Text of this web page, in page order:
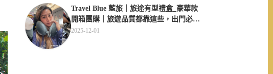
Travel Blue 藍旅｜旅途有型禮盒_豪華款
開箱團購｜旅遊品質都靠這些，出門必備
四件套
2025-12-01